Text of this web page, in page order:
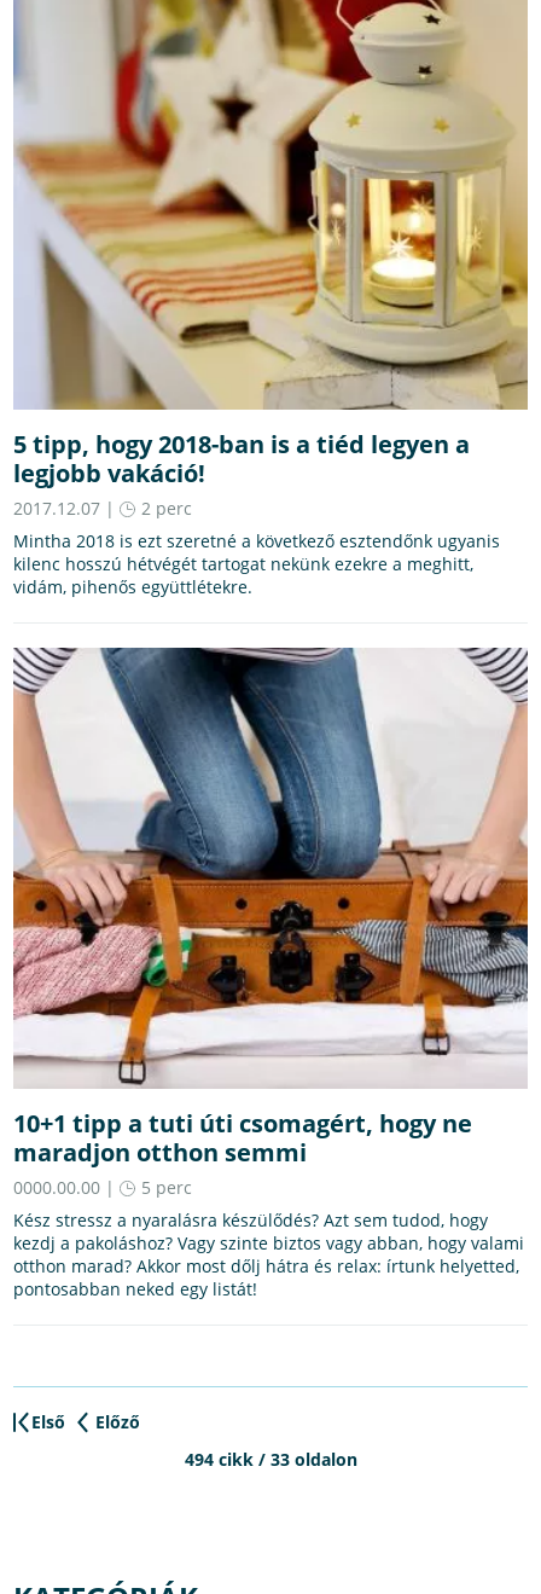
5 tipp, hogy 2018-ban is a tiéd legyen a
legjobb vakáció!
2017.12.07 |
2 perc
Mintha 2018 is ezt szeretné a következő esztendőnk ugyanis
kilenc hosszú hétvégét tartogat nekünk ezekre a meghitt,
vidám, pihenős együttlétekre.
10+1 tipp a tuti úti csomagért, hogy ne
maradjon otthon semmi
0000.00.00 |
5 perc
Kész stressz a nyaralásra készülődés? Azt sem tudod, hogy
kezdj a pakoláshoz? Vagy szinte biztos vagy abban, hogy valami
otthon marad? Akkor most dőlj hátra és relax: írtunk helyetted,
pontosabban neked egy listát!
Első
Előző
494 cikk / 33 oldalon